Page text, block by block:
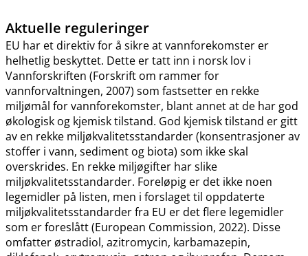
Aktuelle reguleringer
EU har et direktiv for å sikre at vannforekomster er
helhetlig beskyttet. Dette er tatt inn i norsk lov i
Vannforskriften (Forskrift om rammer for
vannforvaltningen, 2007) som fastsetter en rekke
miljømål for vannforekomster, blant annet at de har god
økologisk og kjemisk tilstand. God kjemisk tilstand er gitt
av en rekke miljøkvalitetsstandarder (konsentrasjoner av
stoffer i vann, sediment og biota) som ikke skal
overskrides. En rekke miljøgifter har slike
miljøkvalitetsstandarder. Foreløpig er det ikke noen
legemidler på listen, men i forslaget til oppdaterte
miljøkvalitetsstandarder fra EU er det flere legemidler
som er foreslått (European Commission, 2022). Disse
omfatter østradiol, azitromycin, karbamazepin,